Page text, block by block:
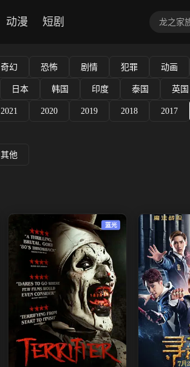
动漫 短剧
奇幻 恐怖 剧情 犯罪 动画
日本 韩国 印度 泰国 英国
2021 2020 2019 2018 2017
其他
蓝光